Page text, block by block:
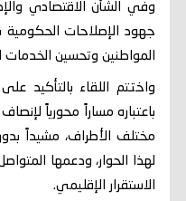
وفي الشأن الاقتصادي
جهود الإصلاحات
المواطنين وتحسين الخدمات
واختتم اللقاء بالتأكيد
باعتباره مساراً محورياً
مختلف الأطراف، مشيداً
لهذا الحوار، ودعمها
الاستقرار الإقليمي.